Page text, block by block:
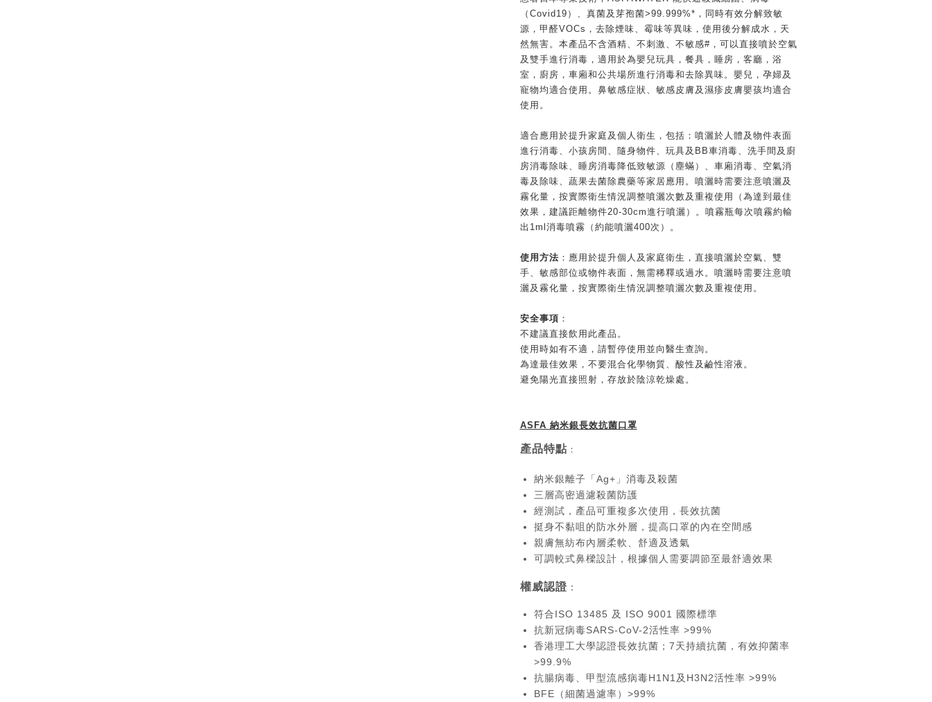
（Covid19）、真菌及芽孢菌>99.999%*，同時有效分解致敏
源，甲醛VOCs，去除煙味、霉味等異味，使用後分解成水，天
然無害。本產品不含酒精、不刺激、不敏感#，可以直接噴於空氣
及雙手進行消毒，適用於為嬰兒玩具，餐具，睡房，客廳，浴
室，廚房，車廂和公共場所進行消毒和去除異味。嬰兒，孕婦及
寵物均適合使用。鼻敏感症狀、敏感皮膚及濕疹皮膚嬰孩均適合
使用。
適合應用於提升家庭及個人衛生，包括：噴灑於人體及物件表面
進行消毒、小孩房間、隨身物件、玩具及BB車消毒、洗手間及廚
房消毒除味、睡房消毒降低致敏源（塵蟎）、車廂消毒、空氣消
毒及除味、蔬果去菌除農藥等家居應用。噴灑時需要注意噴灑及
霧化量，按實際衛生情況調整噴灑次數及重複使用（為達到最佳
效果，建議距離物件20-30cm進行噴灑）。噴霧瓶每次噴霧約輸
出1ml消毒噴霧（約能噴灑400次）。
使用方法 ：應用於提升個人及家庭衛生，直接噴灑於空氣、雙
手、敏感部位或物件表面，無需稀釋或過水。噴灑時需要注意噴
灑及霧化量，按實際衛生情況調整噴灑次數及重複使用。
安全事項 ：
不建議直接飲用此產品。
使用時如有不適，請暫停使用並向醫生查詢。
為達最佳效果，不要混合化學物質、酸性及鹼性溶液。
避免陽光直接照射，存放於陰涼乾燥處。
ASFA 納米銀長效抗菌口罩
產品特點 ：
納米銀離子「Ag+」消毒及殺菌
三層高密過濾殺菌防護
經測試，產品可重複多次使用，長效抗菌
挺身不黏咀的防水外層，提高口罩的內在空間感
親膚無紡布內層柔軟、舒適及透氣
可調較式鼻樑設計，根據個人需要調節至最舒適效果
權威認證：
符合ISO 13485 及 ISO 9001 國際標準
抗新冠病毒SARS-CoV-2活性率 >99%
香港理工大學認證長效抗菌；7天持續抗菌，有效抑菌率
>99.9%
抗腸病毒、甲型流感病毒H1N1及H3N2活性率 >99%
BFE（細菌過濾率）>99%